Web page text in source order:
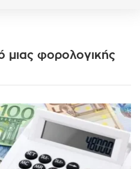
μιας φορολογικής